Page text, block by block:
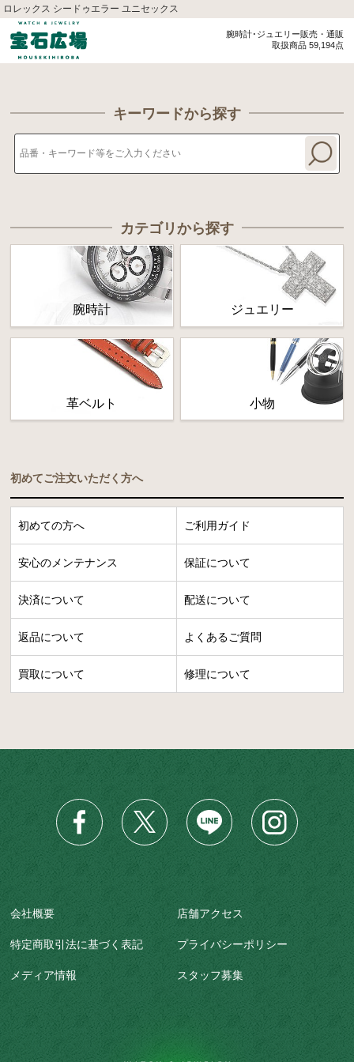
ロレックス シードゥエラー ユニセックス
腕時計･ジュエリー販売・通販
取扱商品 59,194点
キーワードから探す
カテゴリから探す
腕時計 ジュエリー
革ベルト 小物
初めてご注文いただく方へ
初めての方へ ご利用ガイド
安心のメンテナンス 保証について
決済について 配送について
返品について よくあるご質問
買取について 修理について
会社概要 店舗アクセス
特定商取引法に基づく表記 プライバシーポリシー
メディア情報 スタッフ募集